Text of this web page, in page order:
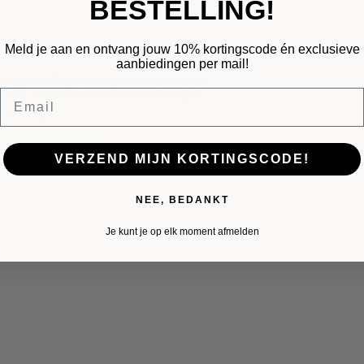
mango
beige
5-10 dagen
BESTELLING!
Meld je aan en ontvang jouw 10% kortingscode én exclusieve
aanbiedingen per mail!
VERZEND MIJN KORTINGSCODE!
NEE, BEDANKT
Je kunt je op elk moment afmelden